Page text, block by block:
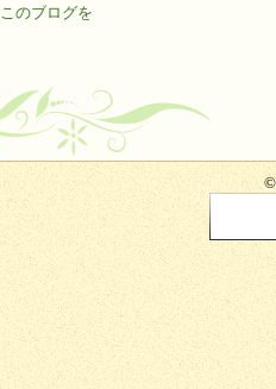
このブログを